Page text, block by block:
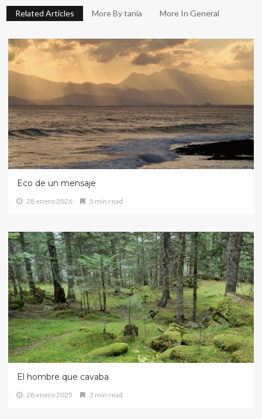
Related Articles More By tania More In General
Eco de un mensaje
28 enero 2026 5 min read
El hombre que cavaba
28 enero 2025 3 min read